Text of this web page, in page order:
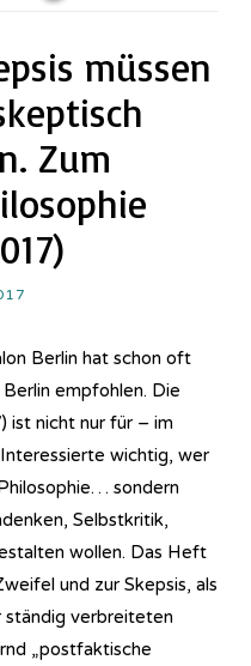
müssen
Zum
Berlin hat schon oft
empfohlen. Die
ist nicht nur für – im
wichtig, wer
sondern
Selbstkritik,
wollen. Das Heft
und zur Skepsis, als
ständig verbreiteten
„postfaktische